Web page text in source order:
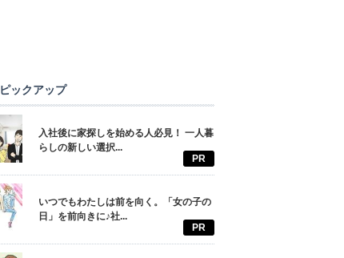
ピックアップ
入社後に家探しを始める人必見！ 一人暮
らしの新しい選択...
PR
いつでもわたしは前を向く。「女の子の
日」を前向きに♪社...
PR